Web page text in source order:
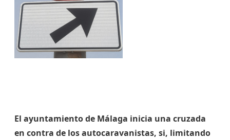
El ayuntamiento de Málaga inicia una cruzada
en contra de los autocaravanistas, si, limitando